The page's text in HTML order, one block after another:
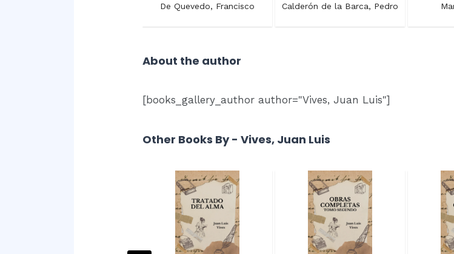
De Quevedo, Francisco
Calderón de la Barca, Pedro
About the author
[books_gallery_author author="Vives, Juan Luis"]
Other Books By - Vives, Juan Luis